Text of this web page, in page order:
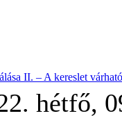
II. – A kereslet
hétfő,